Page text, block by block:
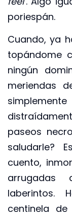
poriespán.
Cuando, ya
topándome
ningún
meriendas
paseos
saludarle?
cuento,
arrugadas
laberintos.
centinela